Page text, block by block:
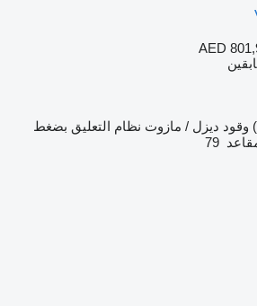
AED
وقود ديزل / مازوت نظام التعليق بضغط
79